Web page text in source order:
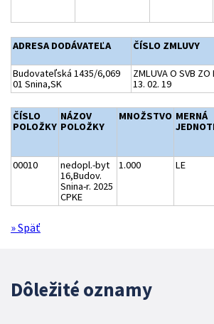
ADRESA DODÁVATEĽA ČÍSLO ZMLUVY
Budovateľská 1435/6,069
01 Snina,SK
ZMLUVA O SVB ZO
13. 02. 19
ČÍSLO
POLOŽKY
NÁZOV
POLOŽKY
MNOŽSTVO MERNÁ
00010
nedopl.-byt
16,Budov.
Snina-r. 2025
CPKE
1.000 LE
» Späť
Dôležité oznamy